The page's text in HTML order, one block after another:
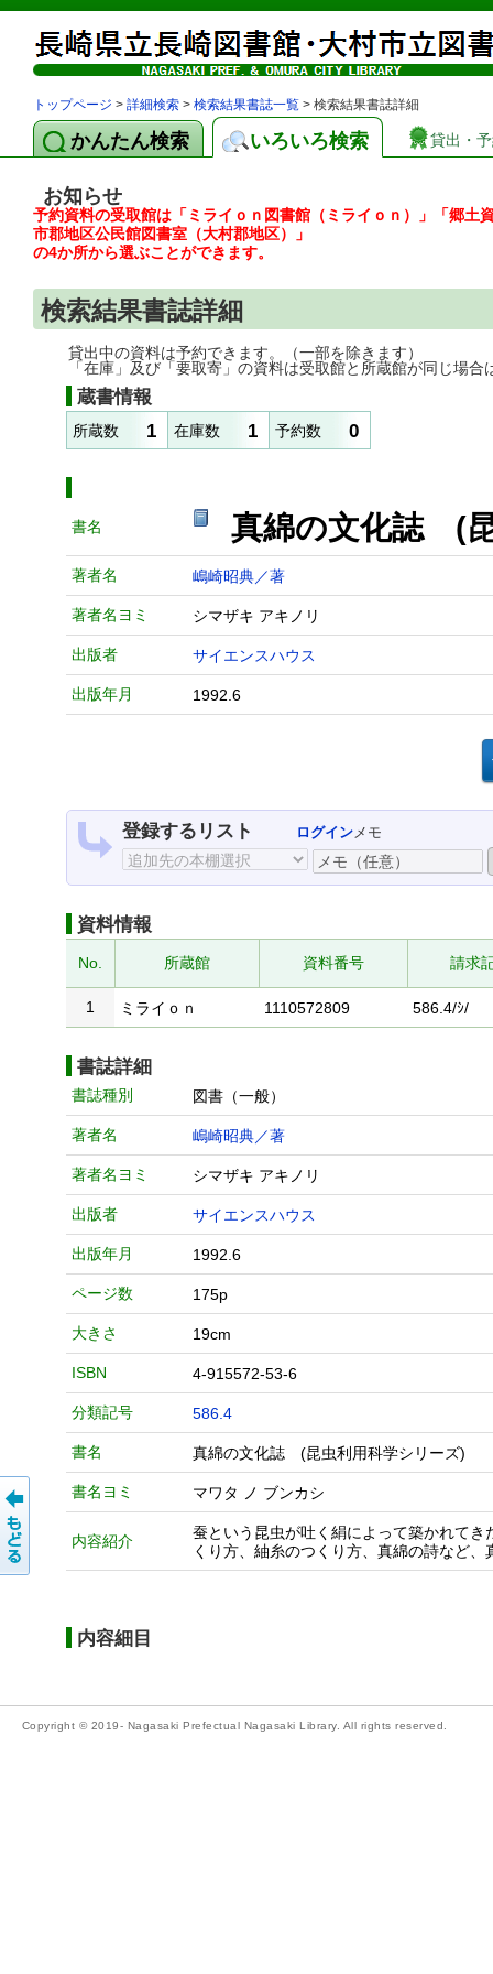
トップページ > 詳細検索 > 検索結果書誌一覧 > 検索結果書誌詳細
かんたん検索 いろいろ検索 貸出・
お知らせ
予約資料の受取館は「ミライｏｎ図書館（ミライｏｎ）」「郷
市郡地区公民館図書室（大村郡地区）」
の4か所から選ぶことができます。
検索結果書誌詳細
貸出中の資料は予約できます。（一部を除きます）
「在庫」及び「要取寄」の資料は受取館と所蔵館が同じ場合
蔵書情報
所蔵数 1 在庫数 1 予約数 0
書名 真綿の文化誌 (
著者名 嶋崎昭典／著
著者名ヨミ シマザキ アキノリ
出版者 サイエンスハウス
出版年月 1992.6
登録するリスト ログインメモ
資料情報
No. 所蔵館 資料番号 請求
1 ミライｏｎ 1110572809 586.4/ｼ/
書誌詳細
書誌種別 図書（一般）
著者名 嶋崎昭典／著
著者名ヨミ シマザキ アキノリ
出版者 サイエンスハウス
出版年月 1992.6
ページ数 175p
大きさ 19cm
ISBN 4-915572-53-6
分類記号 586.4
書名 真綿の文化誌 (昆虫利用科学シリーズ)
書名ヨミ マワタ ノ ブンカシ
内容紹介
蚕という昆虫が吐く絹によって築かれて
くり方、紬糸のつくり方、真綿の詩など
内容細目
Copyright © 2019- Nagasaki Prefectual Nagasaki Library. All rights reserved.